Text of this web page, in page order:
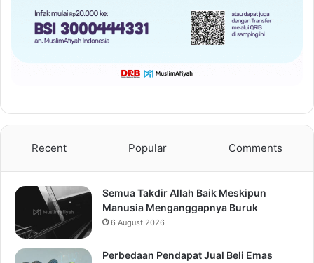
Recent Popular Comments
Semua Takdir Allah Baik Meskipun
Manusia Menganggapnya Buruk
6 August 2026
Perbedaan Pendapat Jual Beli Emas